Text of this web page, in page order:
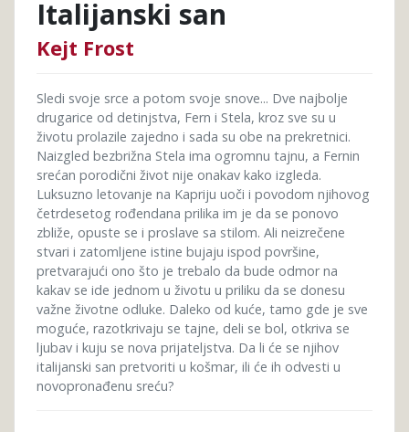
Italijanski san
Kejt Frost
Sledi svoje srce a potom svoje snove... Dve najbolje
drugarice od detinjstva, Fern i Stela, kroz sve su u
životu prolazile zajedno i sada su obe na prekretnici.
Naizgled bezbrižna Stela ima ogromnu tajnu, a Fernin
srećan porodični život nije onakav kako izgleda.
Luksuzno letovanje na Kapriju uoči i povodom njihovog
četrdesetog rođendana prilika im je da se ponovo
zbliže, opuste se i proslave sa stilom. Ali neizrečene
stvari i zatomljene istine bujaju ispod površine,
pretvarajući ono što je trebalo da bude odmor na
kakav se ide jednom u životu u priliku da se donesu
važne životne odluke. Daleko od kuće, tamo gde je sve
moguće, razotkrivaju se tajne, deli se bol, otkriva se
ljubav i kuju se nova prijateljstva. Da li će se njihov
italijanski san pretvoriti u košmar, ili će ih odvesti u
novopronađenu sreću?